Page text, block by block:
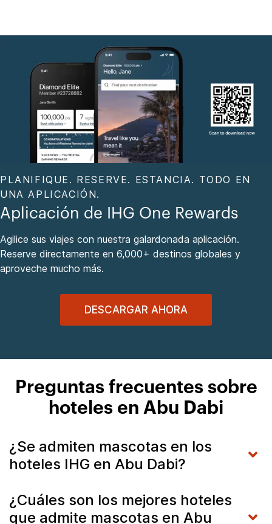
PLANIFIQUE. RESERVE. ESTANCIA. TODO EN
UNA APLICACIÓN.
Aplicación de IHG One Rewards
Agilice sus viajes con nuestra galardonada aplicación.
Reserve directamente en 6,000+ destinos globales y
aproveche mucho más.
DESCARGAR AHORA
Preguntas frecuentes sobre
hoteles en Abu Dabi
¿Se admiten mascotas en los
hoteles IHG en Abu Dabi?
¿Cuáles son los mejores hoteles
que admite mascotas en Abu